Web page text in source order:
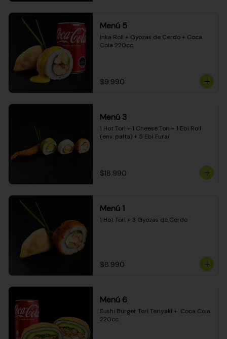
Menú 5
Inka Roll + Gyozas de Cerdo + Coca
Cola 220cc
$9.990
Menú 3
1 Hot Tori + 1 Cheese Tori + 1 Ebi Roll
(env. palta) + 5 Ebi Furai
$18.990
Menú 1
1 Hot Tori + 3 Gyozas de Cerdo
$8.990
Menú 6
Sushi Burger Tori Teriyaki +  Coca Cola
220cc